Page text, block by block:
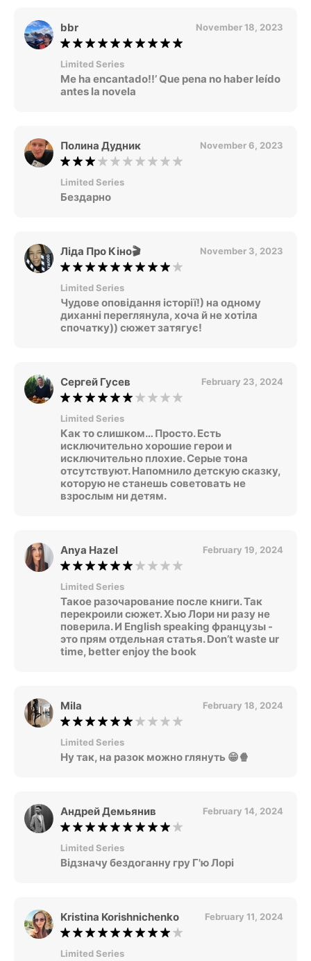
bbr November 18, 2023
Limited Series
Me ha encantado!!’ Que pena no haber leído
antes la novela
Полина Дудник November 6, 2023
Limited Series
Бездарно
Ліда Про Кіно🎬 November 3, 2023
Limited Series
Чудове оповідання історії!) на одному
диханні переглянула, хоча й не хотіла
спочатку)) сюжет затягує!
Сергей Гусев February 23, 2024
Limited Series
Как то слишком… Просто. Есть
исключительно хорошие герои и
исключительно плохие. Серые тона
отсутствуют. Напомнило детскую сказку,
которую не станешь советовать не
взрослым ни детям.
Anya Hazel February 19, 2024
Limited Series
Такое разочарование после книги. Так
перекроили сюжет. Хью Лори ни разу не
поверила. И English speaking французы -
это прям отдельная статья. Don’t waste ur
time, better enjoy the book
Mila February 18, 2024
Limited Series
Ну так, на разок можно глянуть 😁🍿
Андрей Демьянив February 14, 2024
Limited Series
Відзначу бездоганну гру Г'ю Лорі
Kristina Korishnichenko February 11, 2024
Limited Series